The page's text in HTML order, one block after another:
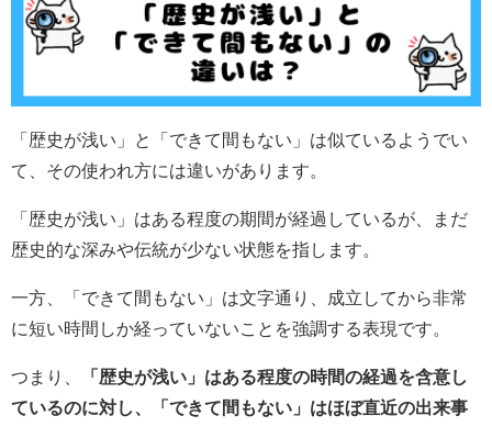
「歴史が浅い」と「できて間もない」は似ているようでい
て、その使われ方には違いがあります。
「歴史が浅い」はある程度の期間が経過しているが、まだ
歴史的な深みや伝統が少ない状態を指します。
一方、「できて間もない」は文字通り、成立してから非常
に短い時間しか経っていないことを強調する表現です。
つまり、
「歴史が浅い」はある程度の時間の経過を含意し
ているのに対し、「できて間もない」はほぼ直近の出来事